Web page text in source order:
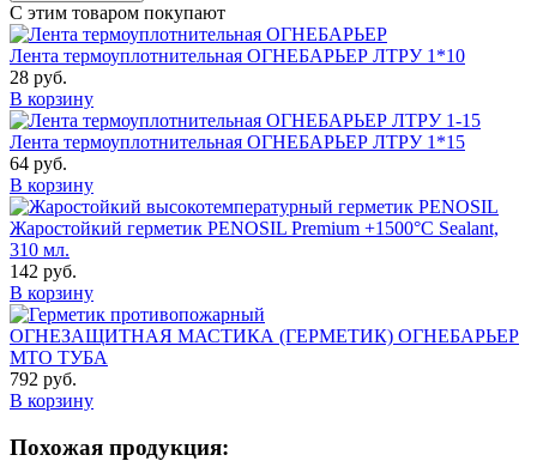
С этим товаром покупают
Лента термоуплотнительная ОГНЕБАРЬЕР ЛТРУ 1*10
28 руб.
В корзину
Лента термоуплотнительная ОГНЕБАРЬЕР ЛТРУ 1*15
64 руб.
В корзину
Жаростойкий герметик PENOSIL Premium +1500°C Sealant,
310 мл.
142 руб.
В корзину
ОГНЕЗАЩИТНАЯ МАСТИКА (ГЕРМЕТИК) ОГНЕБАРЬЕР
МТО ТУБА
792 руб.
В корзину
Похожая продукция: